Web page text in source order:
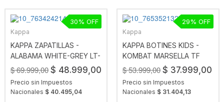
Kappa
KAPPA ZAPATILLAS -
ALABAMA WHITE-GREY LT-
BLAC
$ 69.999,00 $ 48.999,00
Precio sin Impuestos
Nacionales $ 40.495,04
30
Kappa
KAPPA BOTINES KIDS -
KOMBAT MARSELLA TF
BLC
$ 53.999,00 $ 37.999,00
Precio sin Impuestos
Nacionales $ 31.404,13
29